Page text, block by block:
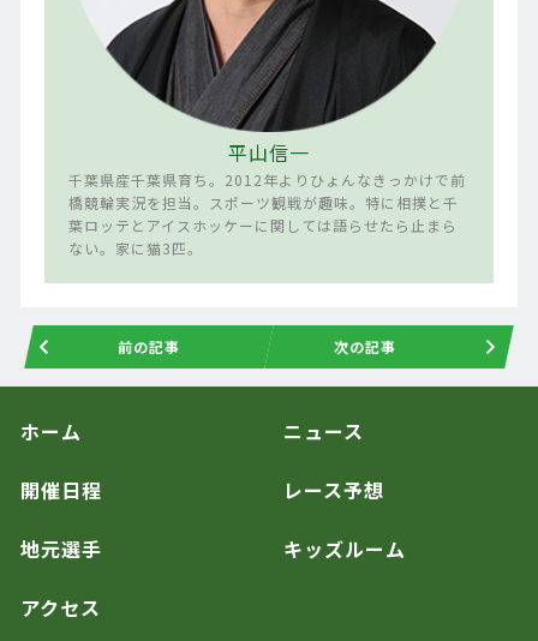
平山信一
千葉県産千葉県育ち。2012年よりひょんなきっかけで前
橋競輪実況を担当。スポーツ観戦が趣味。特に相撲と千
葉ロッテとアイスホッケーに関しては語らせたら止まら
ない。家に猫3匹。
前の記事 次の記事
ホーム ニュース
開催日程 レース予想
地元選手 キッズルーム
アクセス